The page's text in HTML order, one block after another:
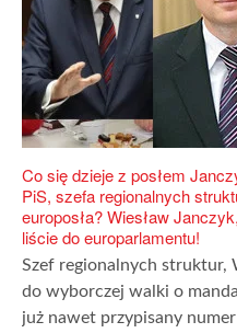
Co się dzieje z posłem
PiS, szefa regionalnych
europosła? Wiesław
liście do europarlamentu!
Szef regionalnych struktur,
do wyborczej walki o
już nawet przypisany